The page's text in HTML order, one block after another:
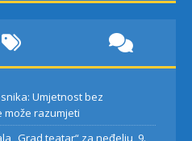
Umjetnost bez
može razumjeti
„Grad teatar“ za neđelju, 9.